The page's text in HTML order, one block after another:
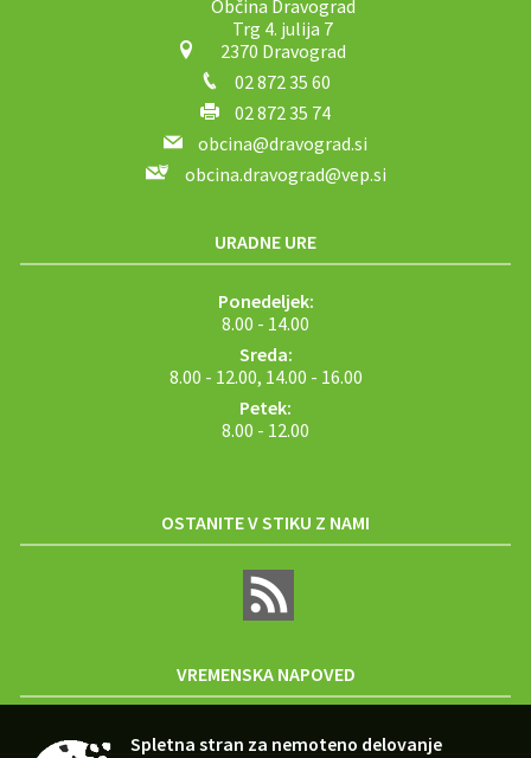
Občina Dravograd
Trg 4. julija 7
2370 Dravograd
02 872 35 60
02 872 35 74
obcina@dravograd.si
obcina.dravograd@vep.si
URADNE URE
Ponedeljek:
8.00 - 14.00
Sreda:
8.00 - 12.00, 14.00 - 16.00
Petek:
8.00 - 12.00
OSTANITE V STIKU Z NAMI
VREMENSKA NAPOVED
Spletna stran za nemoteno delovanje